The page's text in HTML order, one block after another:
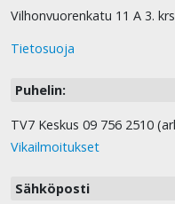
Vilhonvuorenkatu 11 A 3.
Tietosuoja
Puhelin:
TV7 Keskus 09 756 2510
Vikailmoitukset
Sähköposti